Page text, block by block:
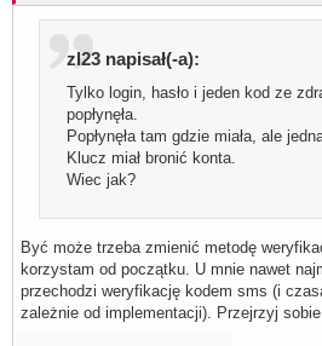
zl23 napisał(-a):
Tylko login, hasło i jeden kod ze
popłynęła.
Popłynęła tam gdzie miała, ale
Klucz miał bronić konta.
Wiec jak?
Być może trzeba zmienić metodę
korzystam od początku. U mnie nawet
przechodzi weryfikację kodem sms (i
zależnie od implementacji). Przejrzyj sobie